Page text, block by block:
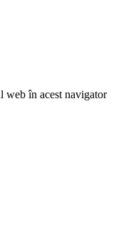
web în acest navigator